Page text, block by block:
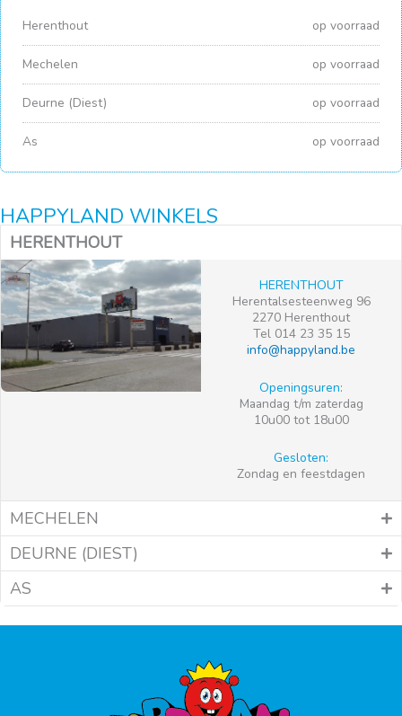
Herenthout op voorraad
Mechelen op voorraad
Deurne (Diest) op voorraad
As op voorraad
HAPPYLAND WINKELS
HERENTHOUT
HERENTHOUT
Herentalsesteenweg 96
2270 Herenthout
Tel 014 23 35 15
info@happyland.be
Openingsuren:
Maandag t/m zaterdag
10u00 tot 18u00
Gesloten:
Zondag en feestdagen
MECHELEN
DEURNE (DIEST)
AS